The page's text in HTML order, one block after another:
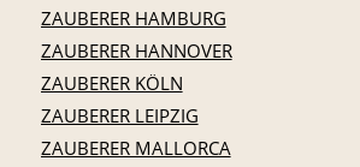
ZAUBERER HAMBURG
ZAUBERER HANNOVER
ZAUBERER KÖLN
ZAUBERER LEIPZIG
ZAUBERER MALLORCA